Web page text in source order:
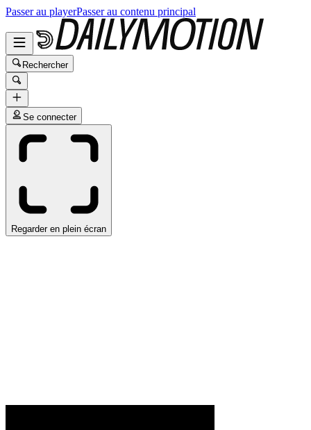
Passer au playerPasser au contenu principal
Rechercher
Se connecter
Regarder en plein écran